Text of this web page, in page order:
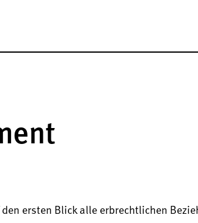
ersten Blick alle erbrechtlichen